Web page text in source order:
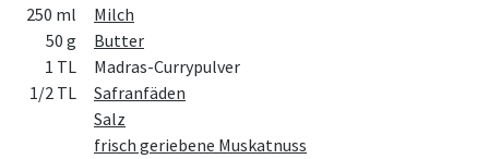
Menge Zutat
250 ml
Milch
50 g
Butter
1 TL
Madras-Currypulver
1/2 TL
Safranfäden
Salz
frisch geriebene Muskatnuss